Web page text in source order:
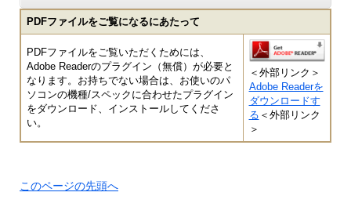
PDFファイルをご覧になるにあたって
PDFファイルをご覧いただくためには、
Adobe Readerのプラグイン（無償）が必要と
なります。お持ちでない場合は、お使いのパ
ソコンの機種/スペックに合わせたプラグイン
をダウンロード、インストールしてくださ
い。
＜外部リンク＞
Adobe Readerを
ダウンロードす
る ＜外部リンク
＞
このページの先頭へ